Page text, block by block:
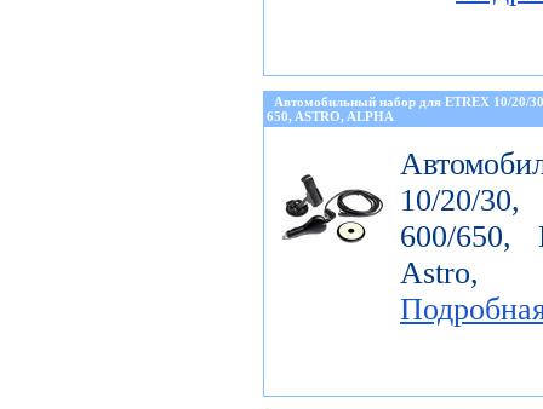
Автомобильный набор для ETREX 10/20/
650, ASTRO, ALPHA
10/20/
600/650,
Astro,